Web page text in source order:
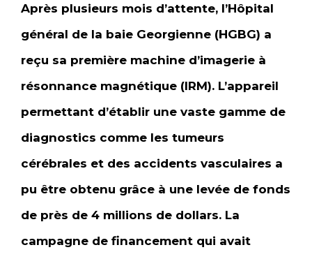
Après plusieurs mois d’attente, l’Hôpital
général de la baie Georgienne (HGBG) a
reçu sa première machine d’imagerie à
résonnance magnétique (IRM). L’appareil
permettant d’établir une vaste gamme de
diagnostics comme les tumeurs
cérébrales et des accidents vasculaires a
pu être obtenu grâce à une levée de fonds
de près de 4 millions de dollars. La
campagne de financement qui avait